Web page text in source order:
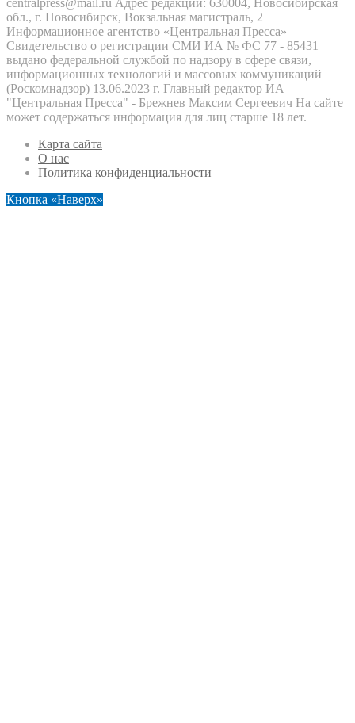
обл., г. Новосибирск, Вокзальная магистраль, 2
Информационное агентство «Центральная Пресса»
Свидетельство о регистрации СМИ ИА № ФС 77 - 85431
выдано федеральной службой по надзору в сфере связи,
информационных технологий и массовых коммуникаций
(Роскомнадзор) 13.06.2023 г. Главный редактор ИА
"Центральная Пресса" - Брежнев Максим Сергеевич На сайте
может содержаться информация для лиц старше 18 лет.
Карта сайта
О нас
Политика конфиденциальности
Кнопка «Наверх»